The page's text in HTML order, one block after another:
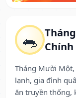
🐀
Chính
Tháng Mười
lạnh, gia đình
ăn truyền thống,